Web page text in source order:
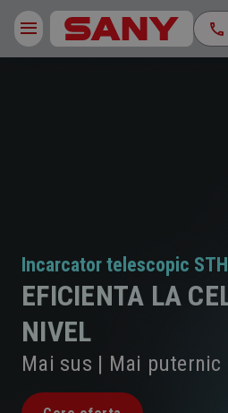
Incarcator telescopic
EFICIENTA LA
NIVEL
Mai sus | Mai puternic